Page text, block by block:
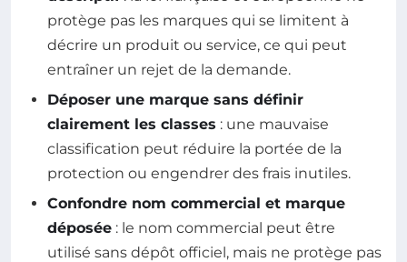
protège pas les marques qui se limitent à
décrire un produit ou service, ce qui peut
entraîner un rejet de la demande.
Déposer une marque sans définir
clairement les classes : une mauvaise
classification peut réduire la portée de la
protection ou engendrer des frais inutiles.
Confondre nom commercial et marque
déposée : le nom commercial peut être
utilisé sans dépôt officiel, mais ne protège pas